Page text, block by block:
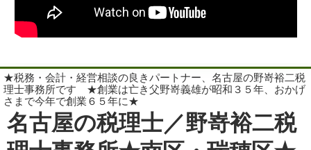
★税務・会計・経営相談の良きパートナー、名古屋の野嵜裕二税
理士事務所です ★創業は亡き父野嵜義雄が昭和３５年、おかげ
さまで今年で創業６５年に★
名古屋の税理士／野嵜裕二税